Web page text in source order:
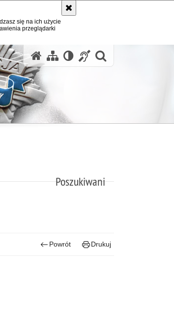
się na ich użycie
przeglądarki
Poszukiwani
Powrót Drukuj